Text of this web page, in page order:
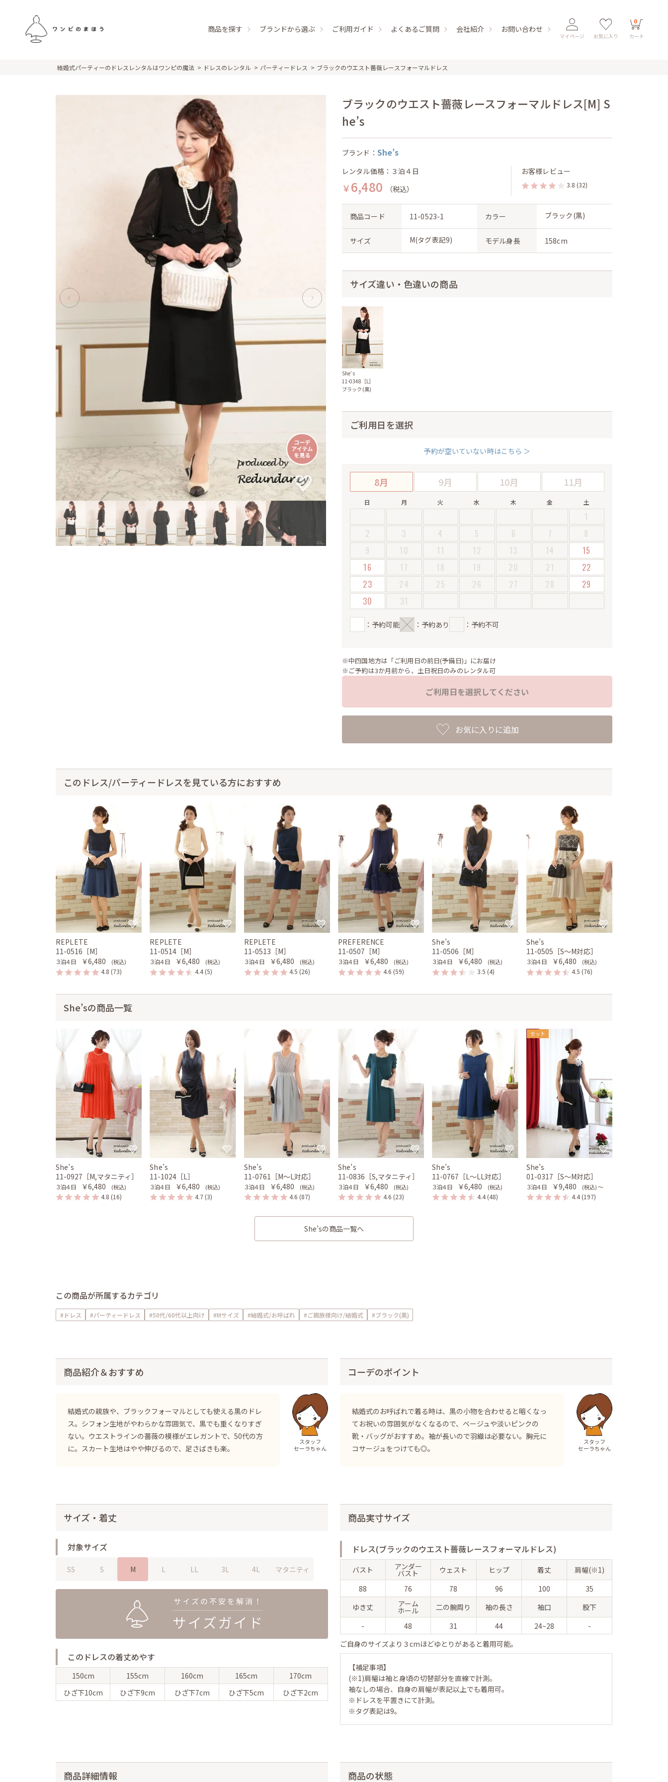
商品を探す ブランドから選ぶ ご利用ガイド よくあるご質問 会社紹介 お問い合わせ
マイページ お気に入り
0
カート
結婚式パーティーのドレスレンタルはワンピの魔法 ドレスのレンタル パーティードレス ブラックのウエスト薔薇レースフォーマルドレス
ブラックのウエスト薔薇レースフォーマルドレス[M] S
he’s
ブランド： She’s
レンタル価格：３泊４日
￥6,480 （税込）
お客様レビュー
3.8 (32)
商品コード 11-0523-1 カラー ブラック(黒)
サイズ M(タグ表記9) モデル身長 158cm
サイズ違い・色違いの商品
She’s
11-0348［L］
ブラック(黒)
ご利用日を選択
予約が空いていない時はこちら ＞
8月 9月 10月 11月
日 月 火 水 木 金 土
1
2
3 4 5 6 7
8
9
10 11 12 13 14
15
16
17 18 19 20 21
22
23
24 25 26 27 28
29
30
31
：予約可能 ：予約あり ：予約不可
※中四国地方は「ご利用日の前日(予備日)」にお届け
※ご予約は3か月前から、土日祝日のみのレンタル可
ご利用日を選択してください
お気に入りに追加
このドレス/パーティードレスを見ている方におすすめ
REPLETE
11-0516［M］
３泊４日 ￥6,480 (税込)
4.8 (73)
REPLETE
11-0514［M］
３泊４日 ￥6,480 (税込)
4.4 (5)
REPLETE
11-0513［M］
３泊４日 ￥6,480 (税込)
4.5 (26)
PREFERENCE
11-0507［M］
３泊４日 ￥6,480 (税込)
4.6 (59)
She’s
11-0506［M］
３泊４日 ￥6,480 (税込)
3.5 (4)
She’s
11-0505［S〜M対応］
３泊４日 ￥6,480 (税込)
4.5 (76)
She’sの商品一覧
She’s
11-0927［M,マタニティ］
３泊４日 ￥6,480 (税込)
4.8 (16)
She’s
11-1024［L］
３泊４日 ￥6,480 (税込)
4.7 (3)
She’s
11-0761［M〜L対応］
３泊４日 ￥6,480 (税込)
4.6 (87)
She’s
11-0836［S,マタニティ］
３泊４日 ￥6,480 (税込)
4.6 (23)
She’s
11-0767［L〜LL対応］
３泊４日 ￥6,480 (税込)
4.4 (48)
セット
She’s
01-0317［S〜M対応］
３泊４日 ￥9,480 (税込) 〜
4.4 (197)
She’sの商品一覧へ
この商品が所属するカテゴリ
#ドレス #パーティードレス #50代/60代以上向け #Mサイズ #結婚式/お呼ばれ #ご親族様向け/結婚式 #ブラック(黒)
商品紹介＆おすすめ
結婚式の親族や、ブラックフォーマルとしても使える黒のドレ
ス。シフォン生地がやわらかな雰囲気で、黒でも重くなりすぎ
ない。ウエストラインの薔薇の模様がエレガントで、50代の方
に。スカート生地はやや伸びるので、足さばきも楽。
スタッフ
セーラちゃん
コーデのポイント
結婚式のお呼ばれで着る時は、黒の小物を合わせると暗くなっ
てお祝いの雰囲気がなくなるので、ベージュや淡いピンクの
靴・バッグがおすすめ。袖が長いので羽織は必要ない。胸元に
コサージュをつけても◎。
スタッフ
セーラちゃん
サイズ・着丈
対象サイズ
SS S M L LL 3L 4L マタニティ
このドレスの着丈めやす
150cm 155cm 160cm 165cm
170cm
ひざ下10cm ひざ下9cm ひざ下7cm ひざ下5cm ひざ下2cm
商品実寸サイズ
ドレス(ブラックのウエスト薔薇レースフォーマルドレス)
バスト アンダー
バスト ウェスト ヒップ 着丈
肩幅(※1)
88
76 78 96 100
35
ゆき丈
アーム
ホール 二の腕周り 袖の長さ 袖口
股下
-
48 31 44 24~28
-
ご自身のサイズより３cmほどゆとりがあると着用可能。
【補足事項】
(※1)肩幅は袖と身頃の切替部分を直線で計測。
袖なしの場合、自身の肩幅が表記以上でも着用可。
※ドレスを平置きにて計測。
※タグ表記は9。
商品詳細情報 商品の状態